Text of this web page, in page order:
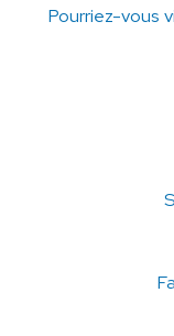
Pourriez-vous